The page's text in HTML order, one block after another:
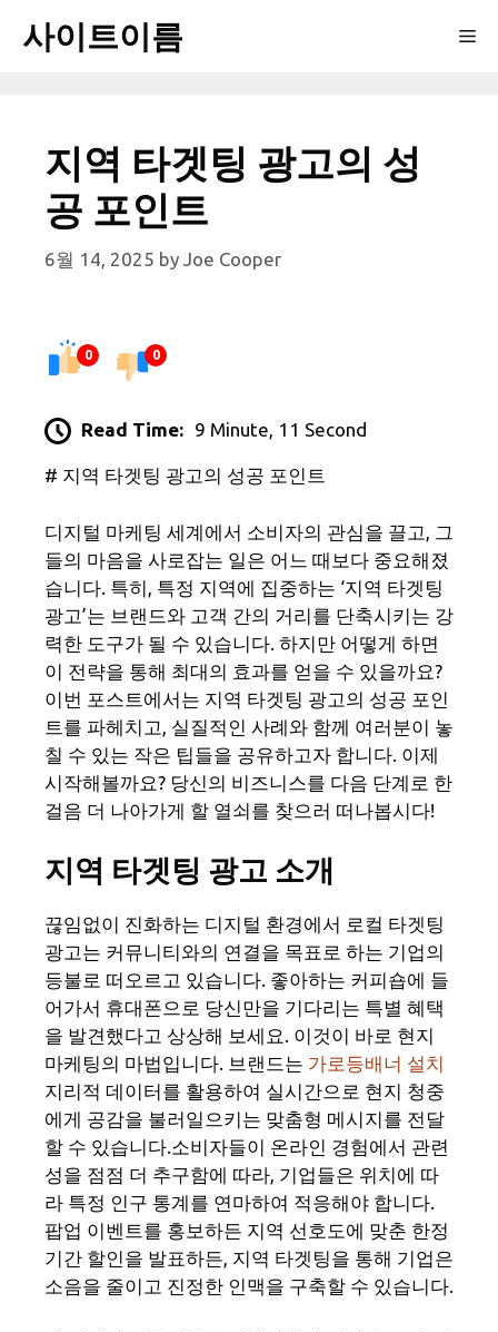
사이트이름
지역 타겟팅 광고의 성
공 포인트
6월 14, 2025 by Joe Cooper
0 0
Read Time: 9 Minute, 11 Second
# 지역 타겟팅 광고의 성공 포인트
디지털 마케팅 세계에서 소비자의 관심을 끌고, 그
들의 마음을 사로잡는 일은 어느 때보다 중요해졌
습니다. 특히, 특정 지역에 집중하는 ‘지역 타겟팅
광고’는 브랜드와 고객 간의 거리를 단축시키는 강
력한 도구가 될 수 있습니다. 하지만 어떻게 하면
이 전략을 통해 최대의 효과를 얻을 수 있을까요?
이번 포스트에서는 지역 타겟팅 광고의 성공 포인
트를 파헤치고, 실질적인 사례와 함께 여러분이 놓
칠 수 있는 작은 팁들을 공유하고자 합니다. 이제
시작해볼까요? 당신의 비즈니스를 다음 단계로 한
걸음 더 나아가게 할 열쇠를 찾으러 떠나봅시다!
지역 타겟팅 광고 소개
끊임없이 진화하는 디지털 환경에서 로컬 타겟팅
광고는 커뮤니티와의 연결을 목표로 하는 기업의
등불로 떠오르고 있습니다. 좋아하는 커피숍에 들
어가서 휴대폰으로 당신만을 기다리는 특별 혜택
을 발견했다고 상상해 보세요. 이것이 바로 현지
마케팅의 마법입니다. 브랜드는 가로등배너 설치
지리적 데이터를 활용하여 실시간으로 현지 청중
에게 공감을 불러일으키는 맞춤형 메시지를 전달
할 수 있습니다.소비자들이 온라인 경험에서 관련
성을 점점 더 추구함에 따라, 기업들은 위치에 따
라 특정 인구 통계를 연마하여 적응해야 합니다.
팝업 이벤트를 홍보하든 지역 선호도에 맞춘 한정
기간 할인을 발표하든, 지역 타겟팅을 통해 기업은
소음을 줄이고 진정한 인맥을 구축할 수 있습니다.